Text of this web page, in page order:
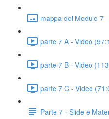
mappa del Modulo 7
parte 7 A - Video
parte 7 B - Video
parte 7 C - Video
Parte 7 - Slide e